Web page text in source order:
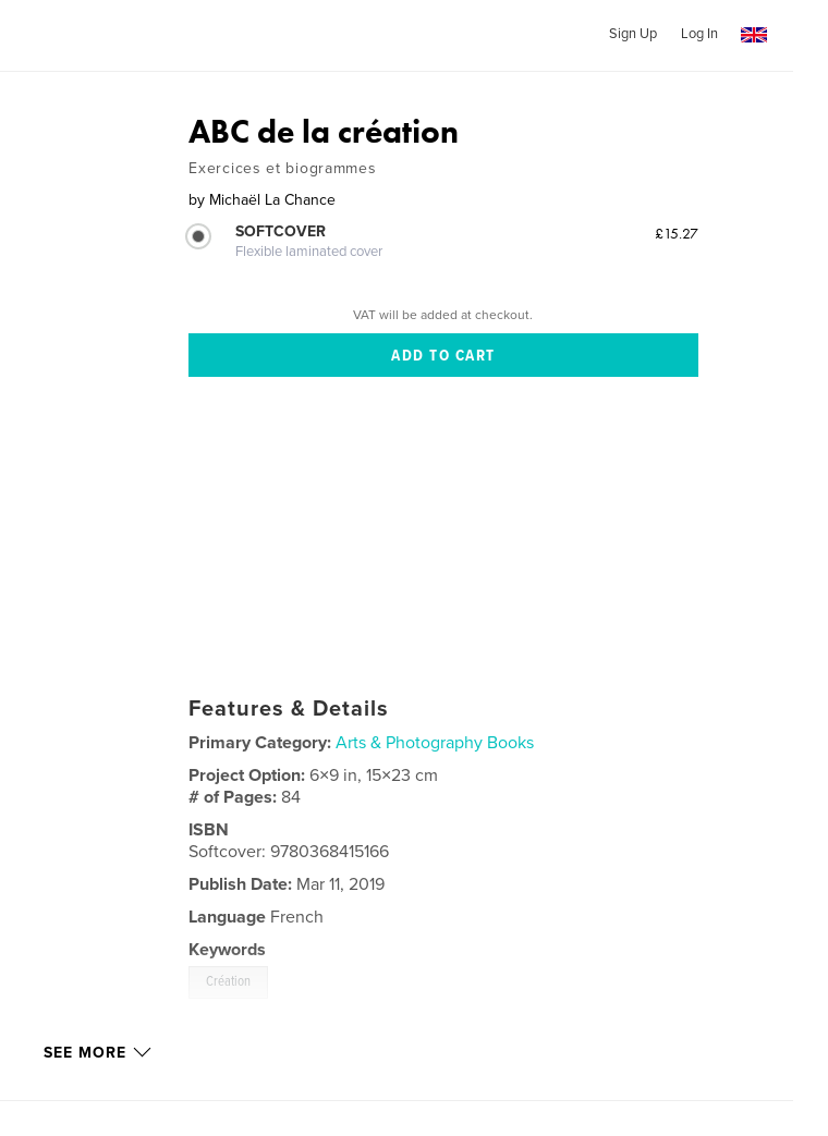
Sign Up Log In
ABC de la création
Exercices et biogrammes
by Michaël La Chance
SOFTCOVER
Flexible laminated cover
£15.27
VAT will be added at checkout.
Features & Details
Primary Category: Arts & Photography Books
Project Option:6×9 in, 15×23 cm
# of Pages: 84
ISBN
Softcover: 9780368415166
Publish Date: Mar 11, 2019
Language French
Keywords
Création
SEE MORE